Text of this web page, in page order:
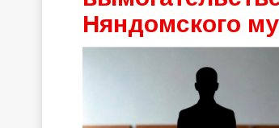
Няндомского